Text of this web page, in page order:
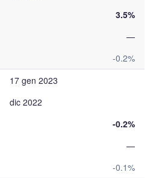
3.5%
—
-0.2%
17 gen 2023
dic 2022
-0.2%
—
-0.1%